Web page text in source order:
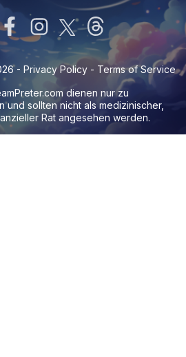
- Privacy Policy- Terms of Service
dienen nur zu
und sollten nicht als medizinischer,
Rat angesehen werden.